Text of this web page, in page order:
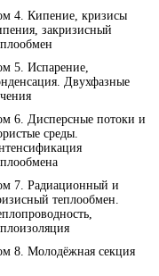
4. Кипение, кризисы
закризисный
5. Испарение,
Двухфазные
6. Дисперсные потоки и
среды.
7. Радиационный и
теплообмен.
8. Молодёжная секция